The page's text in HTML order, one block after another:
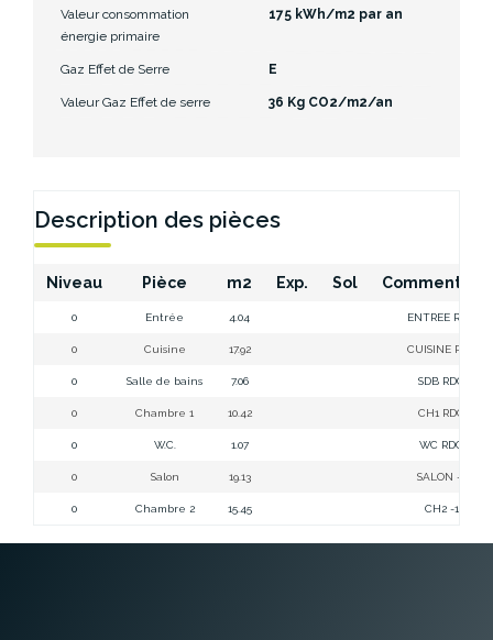
Valeur consommation
énergie primaire
175 kWh/m2 par an
Gaz Effet de Serre E
Valeur Gaz Effet de serre 36 Kg CO2/m2/an
Description des pièces
Niveau Pièce m2 Exp. Sol
0 Entrée 4.04 ENTREE RDC
0 Cuisine 17.92 CUISINE RDC
0 Salle de bains 7.06 SDB RDC
0 Chambre 1 10.42 CH1 RDC
0 W.C. 1.07 WC RDC
0 Salon 19.13 SALON -1
0 Chambre 2 15.45 CH2 -1